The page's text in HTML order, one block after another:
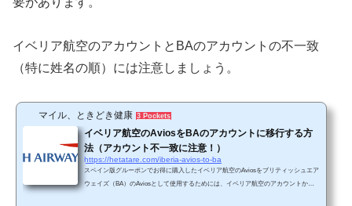
イベリア航空のアカウントとBAのアカウントの不一致
（特に姓名の順）には注意しましょう。
マイル、ときどき健康 3 Pockets
イベリア航空のAviosをBAのアカウントに移行する方
法（アカウント不一致に注意！）
https://hetatare.com/iberia-avios-to-ba
スペイン版グルーポンでお得に購入したイベリア航空のAviosをブリティッシュエア
ウェイズ（BA）のAviosとして使用するためには、イベリア航空のアカウントからB